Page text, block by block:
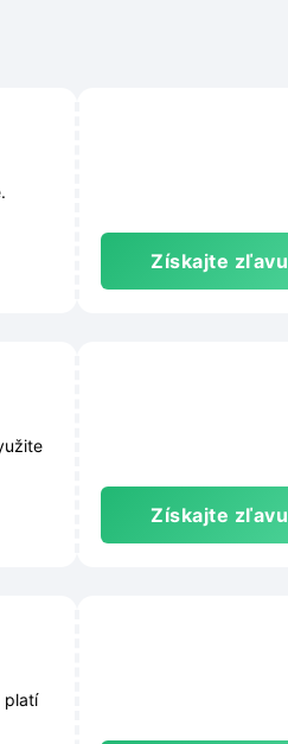
Získajte zľavu
Získajte zľavu
platí